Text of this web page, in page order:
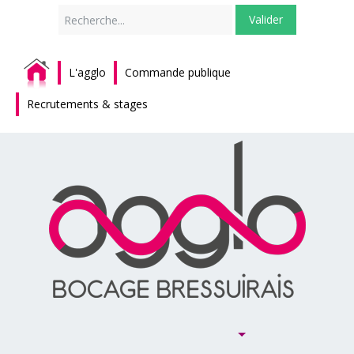
Valider
L'agglo Commande publique
Recrutements & stages